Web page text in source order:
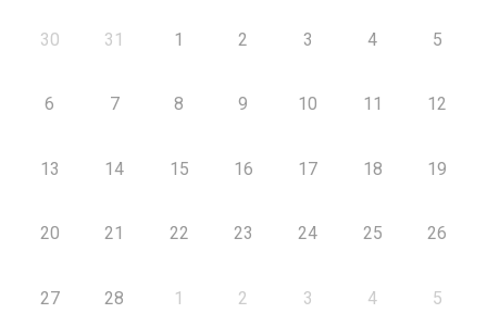
30 31 1 2 3 4 5
6 7 8 9 10 11 12
13 14 15 16 17 18 19
20 21 22 23 24 25 26
27 28 1 2 3 4 5